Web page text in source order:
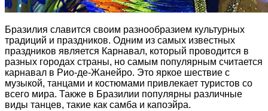
Бразилия славится своим разнообразием культурных
традиций и праздников. Одним из самых известных
праздников является Карнавал, который проводится в
разных городах страны, но самым популярным считается
карнавал в Рио-де-Жанейро. Это яркое шествие с
музыкой, танцами и костюмами привлекает туристов со
всего мира. Также в Бразилии популярны различные
виды танцев, такие как самба и капоэйра.